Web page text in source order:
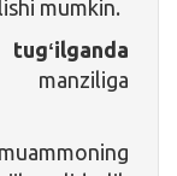
mumkin.
manziliga